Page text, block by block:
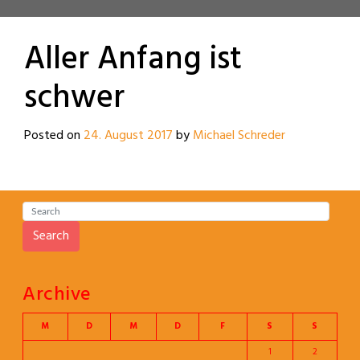
Aller Anfang ist
schwer
Posted on 24. August 2017byMichael Schreder
Search
Archive
M D M D F S
S
1
2